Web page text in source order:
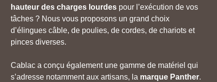
hauteur des charges lourdes pour l’exécution de vos
tâches ? Nous vous proposons un grand choix
d’élingues câble, de poulies, de cordes, de chariots et
pinces diverses.
Cablac a conçu également une gamme de matériel qui
s’adresse notamment aux artisans, la marque Panther.